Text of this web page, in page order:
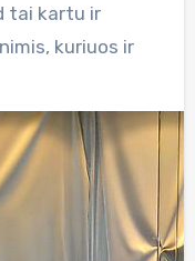
tai kartu ir
kuriuos ir